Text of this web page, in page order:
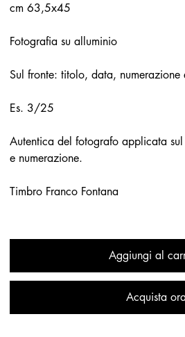
cm 63,5x45
Fotografia su alluminio
Sul fronte: titolo, data,
Es. 3/25
Autentica del fotografo applicata
e numerazione.
Timbro Franco Fontana
Aggiungi al
Acquista ora